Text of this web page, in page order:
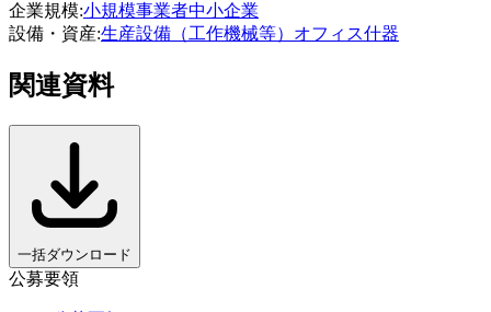
企業規模:小規模事業者中小企業
設備・資産:生産設備（工作機械等） オフィス什器
関連資料
一括ダウンロード
公募要領